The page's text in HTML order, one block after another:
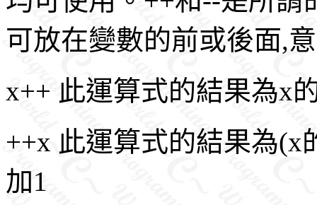
可放在變數的前或後面,
x++ 此運算式的結果為x
++x 此運算式的結果為(x
加1